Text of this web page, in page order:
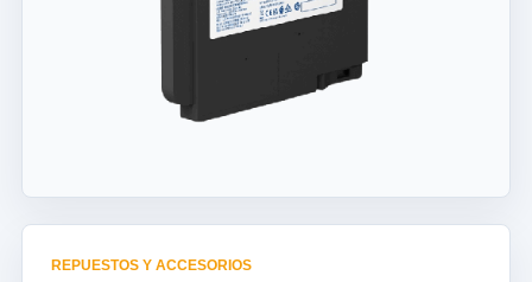
REPUESTOS Y ACCESORIOS